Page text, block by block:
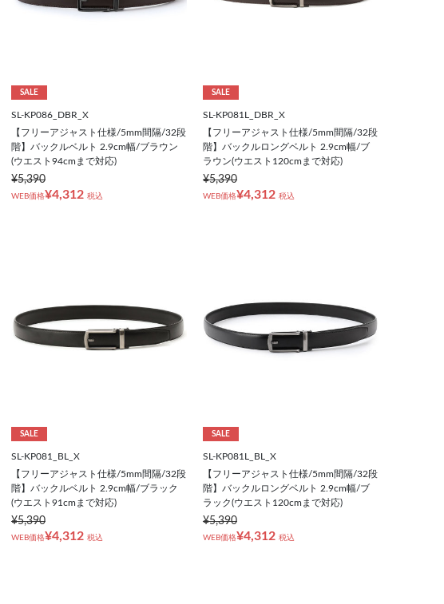
SALE
SL-KP086_DBR_X
【フリーアジャスト仕様/5mm間隔/32段
階】バックルベルト 2.9cm幅/ブラウン
(ウエスト94cmまで対応)
¥5,390
WEB価格¥4,312 税込
SALE
SL-KP081L_DBR_X
【フリーアジャスト仕様/5mm間隔/32段
階】バックルロングベルト 2.9cm幅/ブ
ラウン(ウエスト120cmまで対応)
¥5,390
WEB価格¥4,312 税込
SALE
SL-KP081_BL_X
【フリーアジャスト仕様/5mm間隔/32段
階】バックルベルト 2.9cm幅/ブラック
(ウエスト91cmまで対応)
¥5,390
WEB価格¥4,312 税込
SALE
SL-KP081L_BL_X
【フリーアジャスト仕様/5mm間隔/32段
階】バックルロングベルト 2.9cm幅/ブ
ラック(ウエスト120cmまで対応)
¥5,390
WEB価格¥4,312 税込